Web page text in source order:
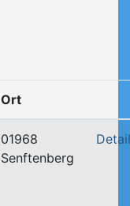
Ort
01968
Senftenberg